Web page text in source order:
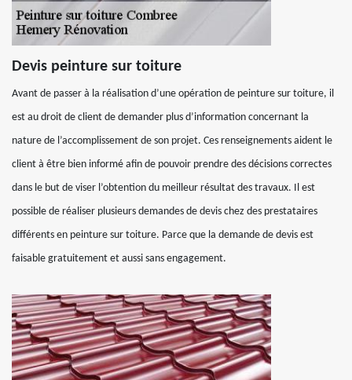
Devis peinture sur toiture
Avant de passer à la réalisation d’une opération de peinture sur toiture, il
est au droit de client de demander plus d’information concernant la
nature de l’accomplissement de son projet. Ces renseignements aident le
client à être bien informé afin de pouvoir prendre des décisions correctes
dans le but de viser l’obtention du meilleur résultat des travaux. Il est
possible de réaliser plusieurs demandes de devis chez des prestataires
différents en peinture sur toiture. Parce que la demande de devis est
faisable gratuitement et aussi sans engagement.